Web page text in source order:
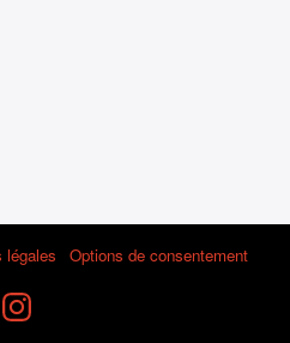
légales Options de consentement
Instagram